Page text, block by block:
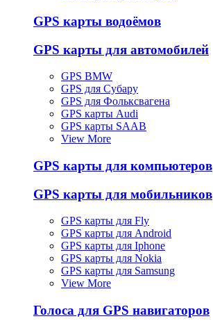
GPS карты водоёмов
GPS карты для автомобилей
GPS BMW
GPS для Субару
GPS для Фольксвагена
GPS карты Audi
GPS карты SAAB
View More
GPS карты для компьютеров
GPS карты для мобильников
GPS карты для Fly
GPS карты для Android
GPS карты для Iphone
GPS карты для Nokia
GPS карты для Samsung
View More
Голоса для GPS навигаторов